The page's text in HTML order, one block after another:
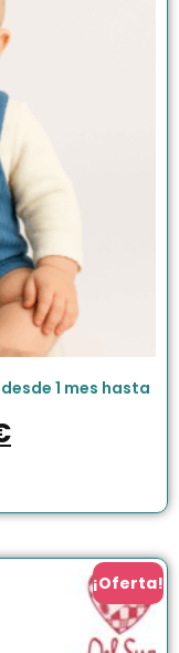
1 mes hasta
¡Oferta!